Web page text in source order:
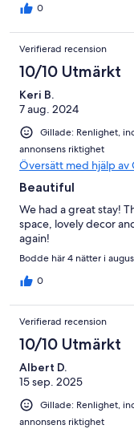
0
Verifierad recension
10/10 Utmärkt
Keri B.
7 aug. 2024
Gillade: Renlighet,
annonsens riktighet
Översätt med hjälp av
Beautiful
We had a great stay!
space, lovely decor
again!
Bodde här 4 nätter i
0
Verifierad recension
10/10 Utmärkt
Albert D.
15 sep. 2025
Gillade: Renlighet,
annonsens riktighet